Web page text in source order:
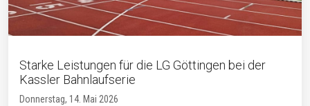
Starke Leistungen für die LG Göttingen bei der
Kassler Bahnlaufserie
Donnerstag, 14. Mai 2026